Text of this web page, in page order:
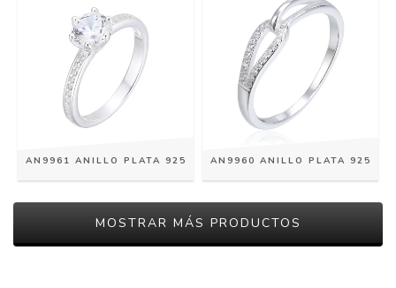
AN9961 ANILLO PLATA 925 AN9960 ANILLO PLATA 925
MOSTRAR MÁS PRODUCTOS